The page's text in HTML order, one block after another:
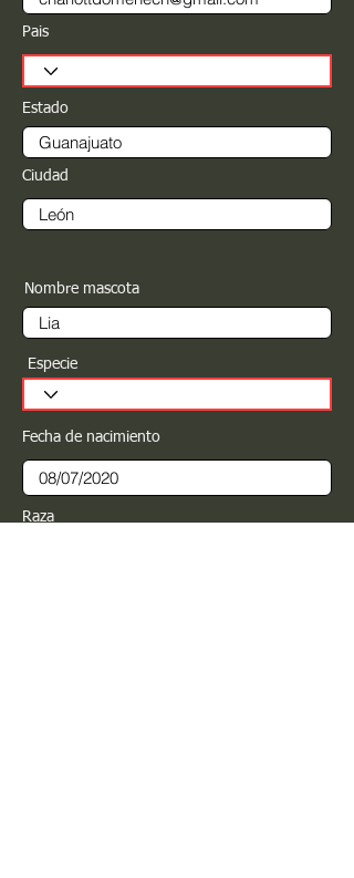
Pais
Estado
Ciudad
Nombre mascota
Especie
Fecha de nacimiento
Raza